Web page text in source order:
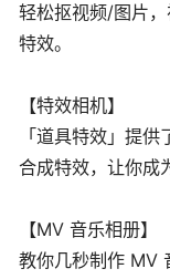
轻松抠视频/图片
特效。
【特效相机】
「道具特效」提
合成特效，让你成
【MV 音乐相册】
教你几秒制作 MV